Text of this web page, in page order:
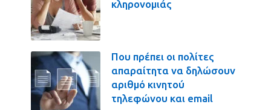
κληρονομιάς
Που πρέπει οι πολίτες
απαραίτητα να δηλώσουν
αριθμό κινητού
τηλεφώνου και email